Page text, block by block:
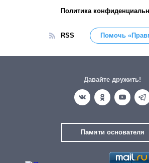
Политика
RSS Помочь
Давайте дружить!
Памяти основателя